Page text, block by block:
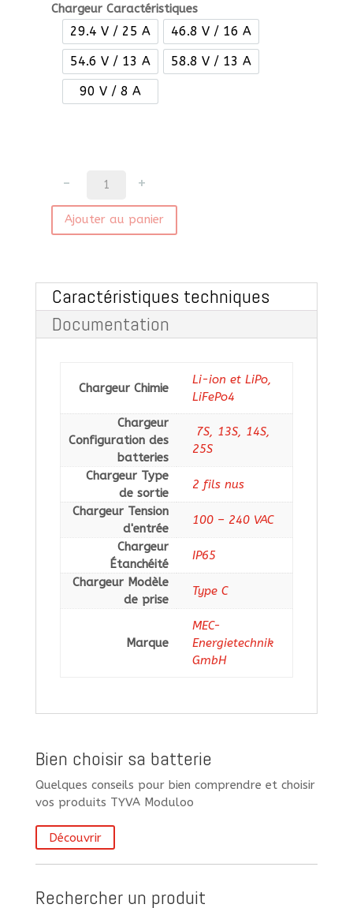
Chargeur Caractéristiques
29.4 V / 25 A
29.4 V / 25 A
46.8 V / 16 A
46.8 V / 16 A
54.6 V / 13 A
54.6 V / 13 A
58.8 V / 13 A
58.8 V / 13 A
90 V / 8 A
90 V / 8 A
Chargeur
Batterie
NOVA
750IS
-
étanchéité
Ajouter au panier
Caractéristiques techniques
Documentation
Chargeur Chimie
Li-ion et LiPo,
LiFePo4
Chargeur
Configuration des
batteries
7S, 13S, 14S,
25S
Chargeur Type
de sortie
2 fils nus
Chargeur Tension
d'entrée
100 – 240 VAC
Chargeur
Étanchéité
IP65
Chargeur Modèle
de prise
Type C
Marque
MEC-
Energietechnik
GmbH
Bien choisir sa batterie
Quelques conseils pour bien comprendre et choisir
vos produits TYVA Moduloo
Découvrir
Rechercher un produit